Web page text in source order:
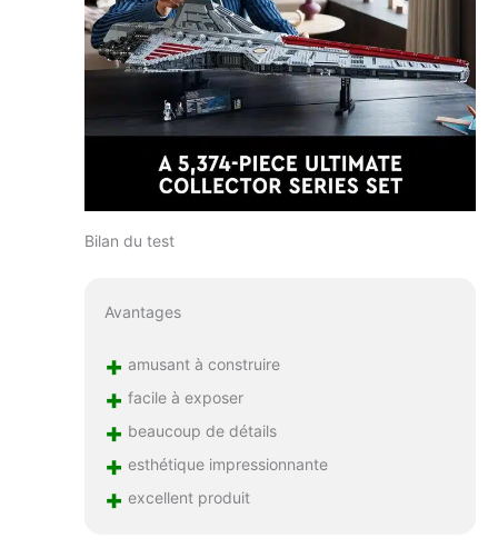
Bilan du test
Avantages
+ amusant à construire
+ facile à exposer
+ beaucoup de détails
+ esthétique impressionnante
+ excellent produit